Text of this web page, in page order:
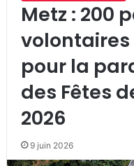
Metz : 200
pour la
des Fêtes
2026
9 juin 2026